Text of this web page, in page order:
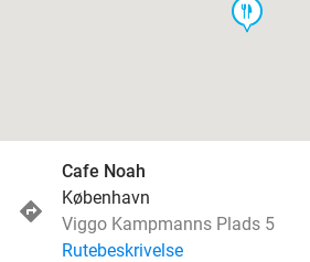
food
Cafe Noah
København
Viggo Kampmanns Plads 5
Rutebeskrivelse